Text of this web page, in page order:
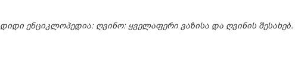
დიდი ენციკლოპედია: ღვინო: ყველაფერი ვაზისა და ღვინის შესახებ.